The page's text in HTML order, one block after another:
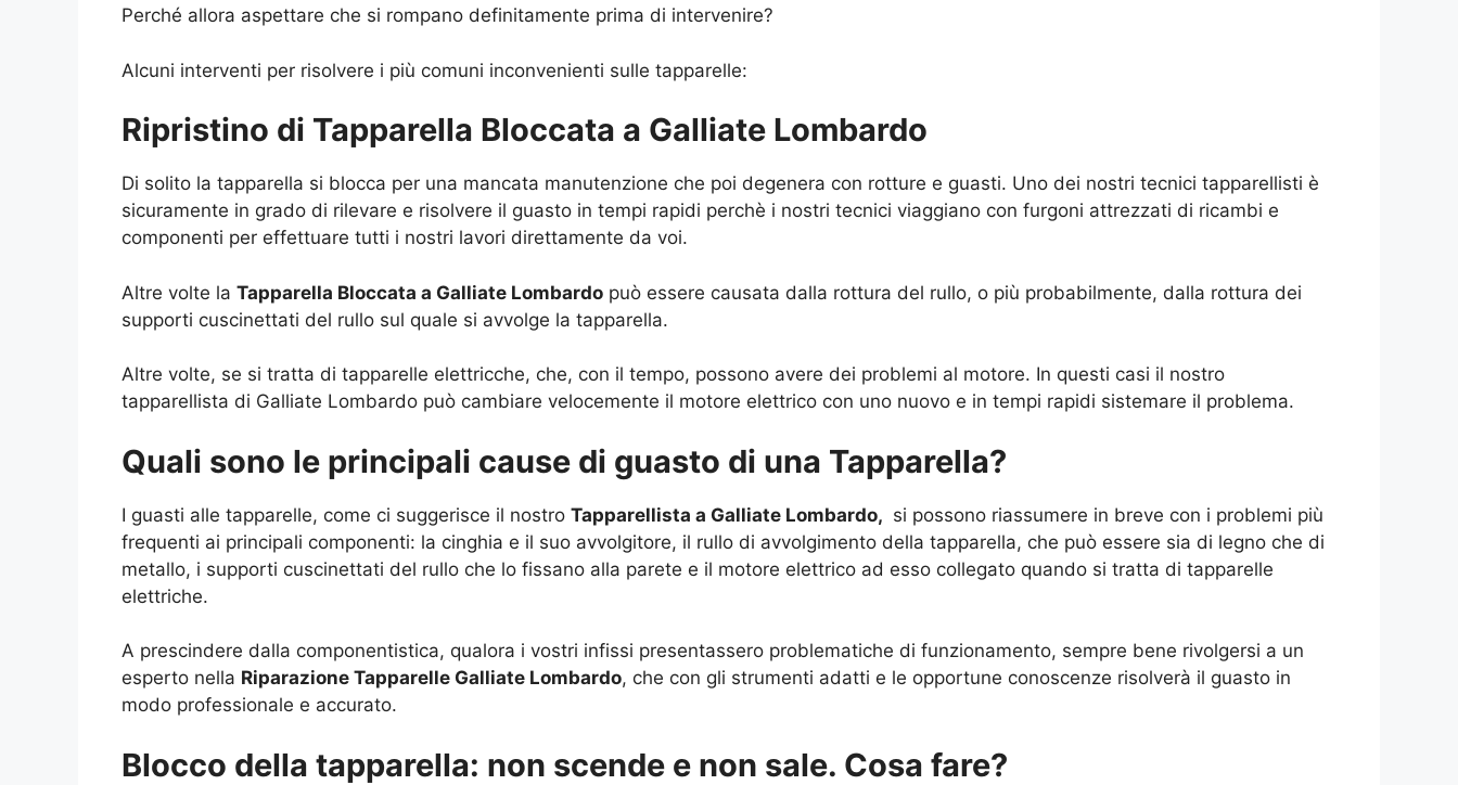
Perché allora aspettare che si rompano definitamente prima di intervenire?
Alcuni interventi per risolvere i più comuni inconvenienti sulle tapparelle:
Ripristino di Tapparella Bloccata a Galliate Lombardo
Di solito la tapparella si blocca per una mancata manutenzione che poi degenera con rotture e guasti. Uno dei nostri tecnici tapparellisti è
sicuramente in grado di rilevare e risolvere il guasto in tempi rapidi perchè i nostri tecnici viaggiano con furgoni attrezzati di ricambi e
componenti per effettuare tutti i nostri lavori direttamente da voi.
Altre volte la Tapparella Bloccata a Galliate Lombardo può essere causata dalla rottura del rullo, o più probabilmente, dalla rottura dei
supporti cuscinettati del rullo sul quale si avvolge la tapparella.
Altre volte, se si tratta di tapparelle elettricche, che, con il tempo, possono avere dei problemi al motore. In questi casi il nostro
tapparellista di Galliate Lombardo può cambiare velocemente il motore elettrico con uno nuovo e in tempi rapidi sistemare il problema.
Quali sono le principali cause di guasto di una Tapparella?
I guasti alle tapparelle, come ci suggerisce il nostro Tapparellista a Galliate Lombardo, si possono riassumere in breve con i problemi più
frequenti ai principali componenti: la cinghia e il suo avvolgitore, il rullo di avvolgimento della tapparella, che può essere sia di legno che di
metallo, i supporti cuscinettati del rullo che lo fissano alla parete e il motore elettrico ad esso collegato quando si tratta di tapparelle
elettriche.
A prescindere dalla componentistica, qualora i vostri infissi presentassero problematiche di funzionamento, sempre bene rivolgersi a un
esperto nella Riparazione Tapparelle Galliate Lombardo, che con gli strumenti adatti e le opportune conoscenze risolverà il guasto in
modo professionale e accurato.
Blocco della tapparella: non scende e non sale. Cosa fare?